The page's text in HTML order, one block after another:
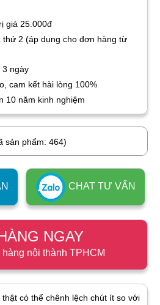
giá 25.000đ
thứ 2 (áp dụng cho đơn hàng từ
3 ngày
cam kết hài lòng 100%
10 năm kinh nghiệm
sản phẩm: 464)
CHAT TƯ VẤN
NGAY
nội thành TPHCM
có thể chênh lệch chút ít so với